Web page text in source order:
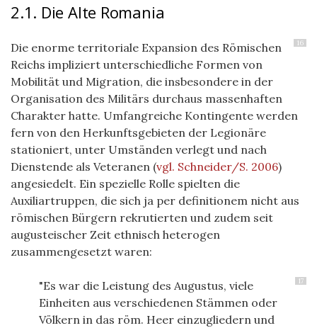
2.1. Die Alte Romania
16
Die enorme territoriale Expansion des Römischen
Reichs impliziert unterschiedliche Formen von
Mobilität und Migration, die insbesondere in der
Organisation des Militärs durchaus massenhaften
Charakter hatte. Umfangreiche Kontingente werden
fern von den Herkunftsgebieten der Legionäre
stationiert, unter Umständen verlegt und nach
Dienstende als Veteranen (vgl. Schneider/S. 2006)
angesiedelt. Ein spezielle Rolle spielten die
Auxiliartruppen, die sich ja per definitionem nicht aus
römischen Bürgern rekrutierten und zudem seit
augusteischer Zeit ethnisch heterogen
zusammengesetzt waren:
17
"Es war die Leistung des Augustus, viele
Einheiten aus verschiedenen Stämmen oder
Völkern in das röm. Heer einzugliedern und